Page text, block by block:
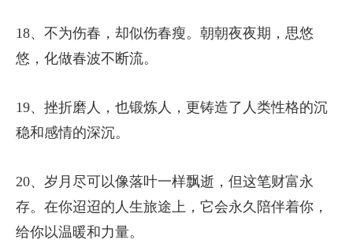
18、不为伤春，却似伤春瘦。朝朝夜夜期，思悠
悠，化做春波不断流。
19、挫折磨人，也锻炼人，更铸造了人类性格的沉
稳和感情的深沉。
20、岁月尽可以像落叶一样飘逝，但这笔财富永
存。在你迢迢的人生旅途上，它会永久陪伴着你，
给你以温暖和力量。